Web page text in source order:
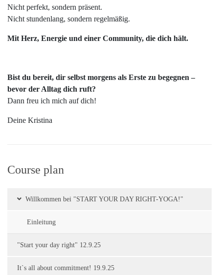
Nicht perfekt, sondern präsent.
Nicht stundenlang, sondern regelmäßig.
Mit Herz, Energie und einer Community, die dich hält.
Bist du bereit, dir selbst morgens als Erste zu begegnen –
bevor der Alltag dich ruft?
Dann freu ich mich auf dich!
Deine Kristina
Course plan
Willkommen bei "START YOUR DAY RIGHT-YOGA!"
Einleitung
"Start your day right" 12.9.25
It`s all about commitment! 19.9.25